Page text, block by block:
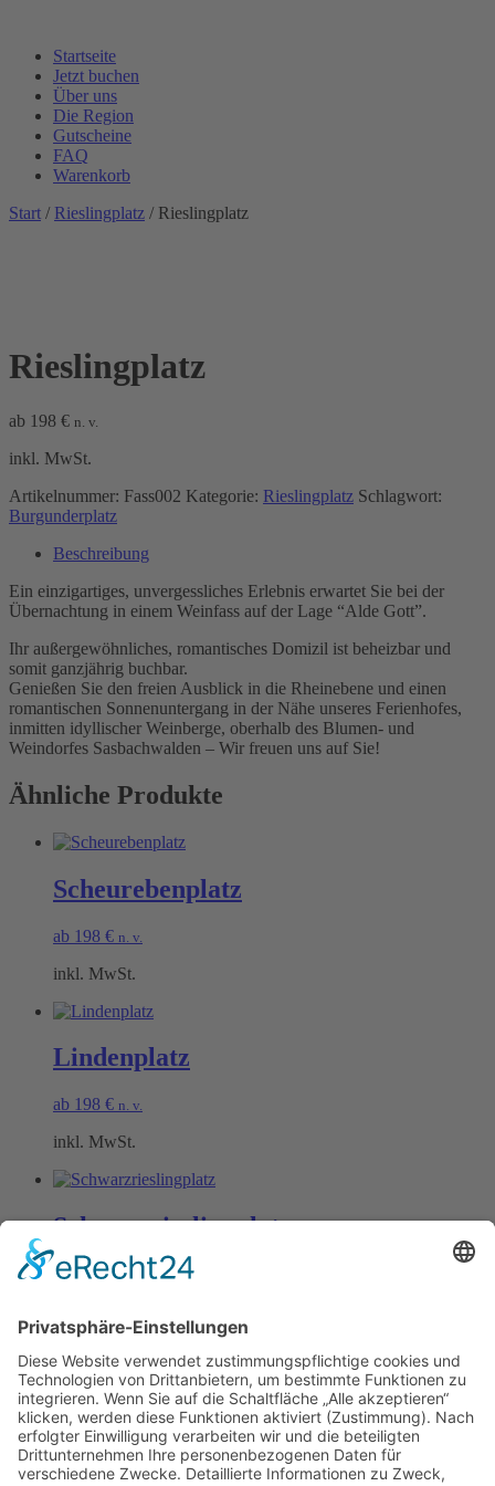
Startseite
Jetzt buchen
Über uns
Die Region
Gutscheine
FAQ
Warenkorb
Start / Rieslingplatz / Rieslingplatz
Rieslingplatz
ab 198 € n. v.
inkl. MwSt.
Artikelnummer: Fass002 Kategorie: Rieslingplatz Schlagwort:
Burgunderplatz
Beschreibung
Ein einzigartiges, unvergessliches Erlebnis erwartet Sie bei der
Übernachtung in einem Weinfass auf der Lage “Alde Gott”.
Ihr außergewöhnliches, romantisches Domizil ist beheizbar und
somit ganzjährig buchbar.
Genießen Sie den freien Ausblick in die Rheinebene und einen
romantischen Sonnenuntergang in der Nähe unseres Ferienhofes,
inmitten idyllischer Weinberge, oberhalb des Blumen- und
Weindorfes Sasbachwalden – Wir freuen uns auf Sie!
Ähnliche Produkte
Scheurebenplatz
ab 198 € n. v.
inkl. MwSt.
Lindenplatz
ab 198 € n. v.
inkl. MwSt.
Schwarzrieslingplatz
ab 198€ n. v.
Öffnungszeiten Büro und Hofladen:
Hofladen:
Montag bis Sonntag von 09:00 – 11:30 Uhr und 14:00 – 18:00 Uhr
Telefonisch erreichen Sie uns:
Montag bis Freitag von 09:00 – 11:30 Uhr